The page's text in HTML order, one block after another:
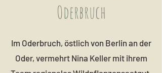
Oderbruch
Im Oderbruch, östlich von Berlin an der
Oder, vermehrt Nina Keller mit ihrem